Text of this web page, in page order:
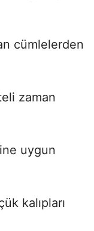
cümlelerden
zaman
uygun
kalıpları